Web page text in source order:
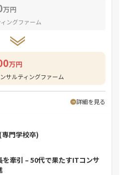
万円
ングファーム
万円
サルティングファーム
詳細を見る
牽引 – 50代で果たすITコンサ
(専門学校卒)